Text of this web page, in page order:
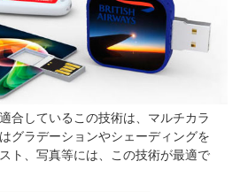
合しているこの技術は、マルチカラ
グラデーションやシェーディングを
ト、写真等には、この技術が最適で